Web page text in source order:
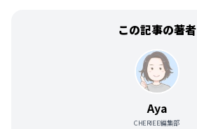
この記事の著者
Aya
CHERIEE編集部